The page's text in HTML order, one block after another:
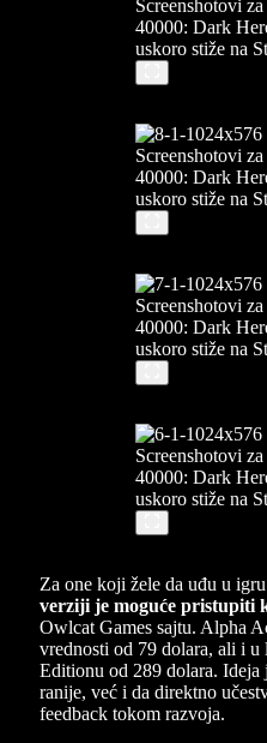
Za one koji žele da uđu u
verziji je moguće pristupiti
Owlcat Games sajtu. Alpha
vrednosti od 79 dolara, ali i u
Editionu od 289 dolara. Ideja
ranije, već i da direktno
feedback tokom razvoja.